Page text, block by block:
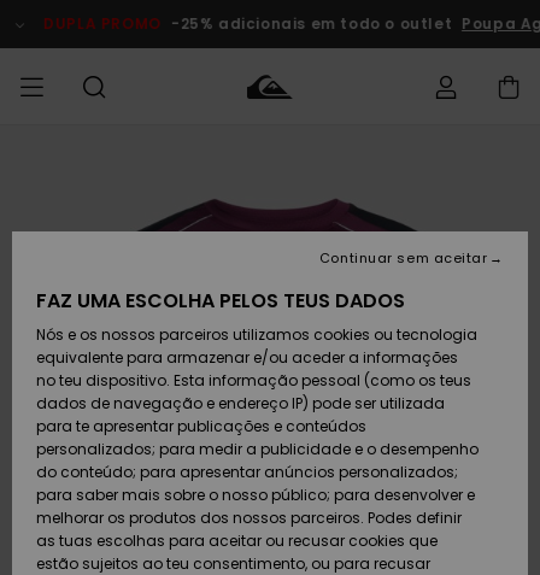
do
DUPLA PROMO -25% adicionais em todo o outlet Poupa
Calçado e
chinelos
Surfe/água
Snow
MENINO
Calçado e
chinelos
Surfe/água
Neve
MULHER
chegados
Highlights
Snow
SURF
Crianças
Highlights
Community
SNOW
Homem
Artigos
Criança
Snow Shop
Feminino
Highlights
DUPLA
PROMO
Criança
Outlet
Mulher
Devoluções
Pagamento
Cartão
presente
Quiksilver
Freedom
FAZ UMA ESCOLHA PELOS TEUS DADOS
Nós e os nossos parceiros utilizamos cookies ou tecnologia
equivalente para armazenar e/ou aceder a informações
no teu dispositivo. Esta informação pessoal (como os teus
dados de navegação e endereço IP) pode ser utilizada
para te apresentar publicações e conteúdos
personalizados; para medir a publicidade e o desempenho
do conteúdo; para apresentar anúncios personalizados;
para saber mais sobre o nosso público; para desenvolver e
melhorar os produtos dos nossos parceiros. Podes definir
as tuas escolhas para aceitar ou recusar cookies que
estão sujeitos ao teu consentimento, ou para recusar
Continuar sem aceitar